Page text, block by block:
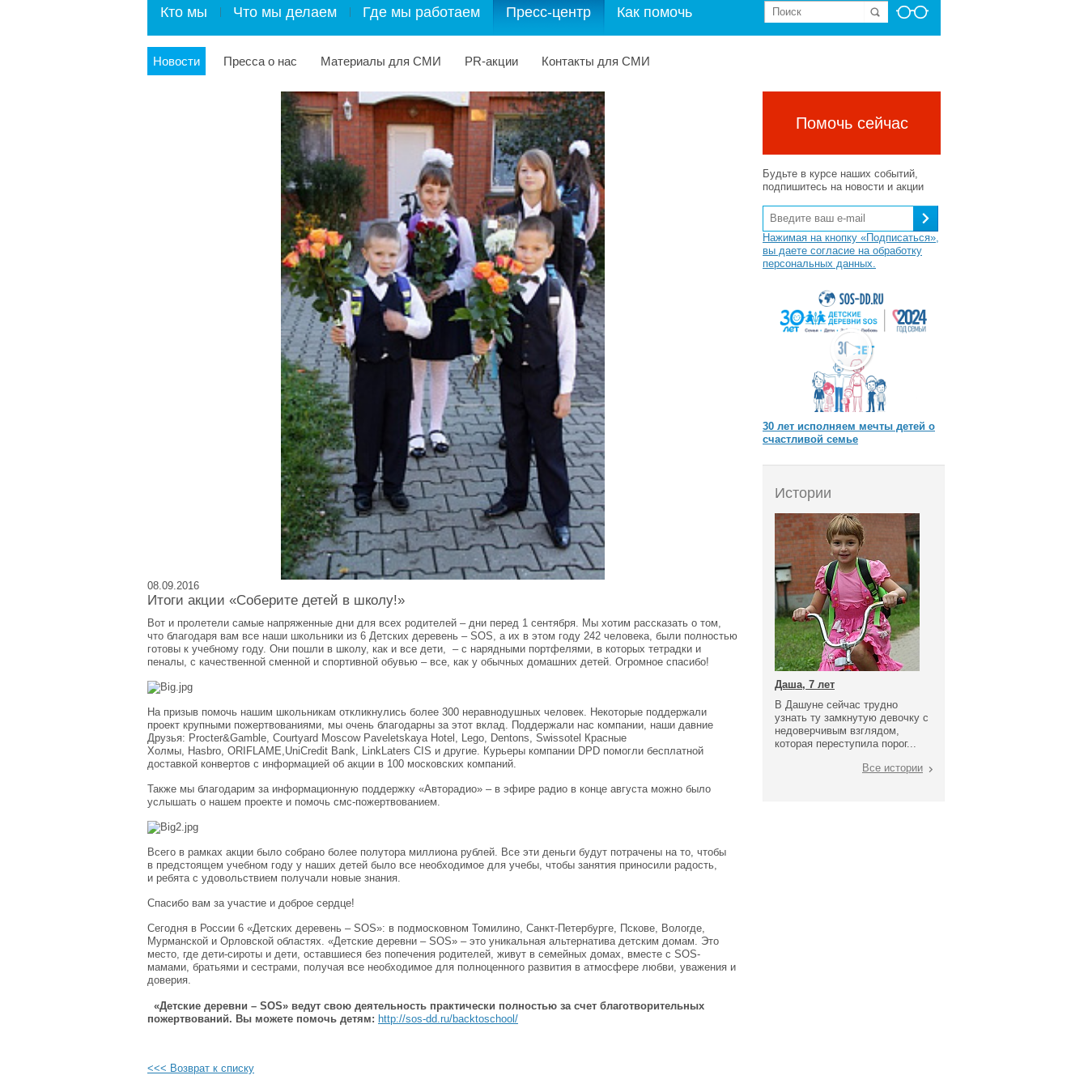
Кто мы Что мы делаем Где мы работаем Пресс-центр Как помочь
Новости Пресса о нас Материалы для СМИ PR-акции Контакты для СМИ
08.09.2016
Итоги акции «Соберите детей в школу!»
Вот и пролетели самые напряженные дни для всех родителей – дни перед 1 сентября. Мы хотим рассказать о том,
что благодаря вам все наши школьники из 6 Детских деревень – SOS, а их в этом году 242 человека, были полностью
готовы к учебному году. Они пошли в школу, как и все дети, – с нарядными портфелями, в которых тетрадки и
пеналы, с качественной сменной и спортивной обувью – все, как у обычных домашних детей. Огромное спасибо!
На призыв помочь нашим школьникам откликнулись более 300 неравнодушных человек. Некоторые поддержали
проект крупными пожертвованиями, мы очень благодарны за этот вклад. Поддержали нас компании, наши давние
Друзья: Procter&Gamble, Courtyard Moscow Paveletskaya Hotel, Lego, Dentons, Swissotel Красные
Холмы, Hasbro, ORIFLAME,UniCredit Bank, LinkLaters CIS и другие. Курьеры компании DPD помогли бесплатной
доставкой конвертов с информацией об акции в 100 московских компаний.
Также мы благодарим за информационную поддержку «Авторадио» – в эфире радио в конце августа можно было
услышать о нашем проекте и помочь смс-пожертвованием.
Всего в рамках акции было собрано более полутора миллиона рублей. Все эти деньги будут потрачены на то, чтобы
в предстоящем учебном году у наших детей было все необходимое для учебы, чтобы занятия приносили радость,
и ребята с удовольствием получали новые знания.
Спасибо вам за участие и доброе сердце!
Сегодня в России 6 «Детских деревень – SOS»: в подмосковном Томилино, Санкт-Петербурге, Пскове, Вологде,
Мурманской и Орловской областях. «Детские деревни – SOS» – это уникальная альтернатива детским домам. Это
место, где дети-сироты и дети, оставшиеся без попечения родителей, живут в семейных домах, вместе с SOS-
мамами, братьями и сестрами, получая все необходимое для полноценного развития в атмосфере любви, уважения и
доверия.
«Детские деревни – SOS» ведут свою деятельность практически полностью за счет благотворительных
пожертвований. Вы можете помочь детям: http://sos-dd.ru/backtoschool/
<<< Возврат к списку
Помочь сейчас
Будьте в курсе наших событий,
подпишитесь на новости и акции
Нажимая на кнопку «Подписаться»,
вы даете согласие на обработку
персональных данных.
30 лет исполняем мечты детей о
счастливой семье
Истории
Даша, 7 лет
В Дашуне сейчас трудно
узнать ту замкнутую девочку с
недоверчивым взглядом,
которая переступила порог...
Все истории